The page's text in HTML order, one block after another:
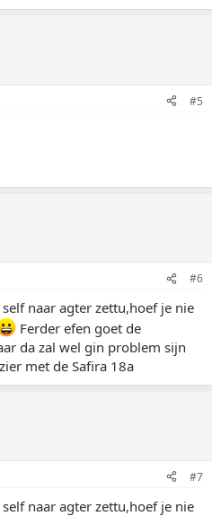
#5
#6
naar agter zettu,hoef je nie
Ferder efen goet de
da zal wel gin problem sijn
met de Safira 18a
#7
naar agter zettu,hoef je nie